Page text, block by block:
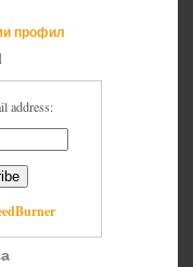
профил
address: